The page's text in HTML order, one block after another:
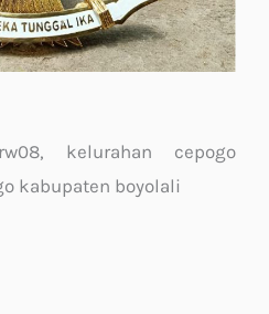
kelurahan cepogo
kabupaten boyolali